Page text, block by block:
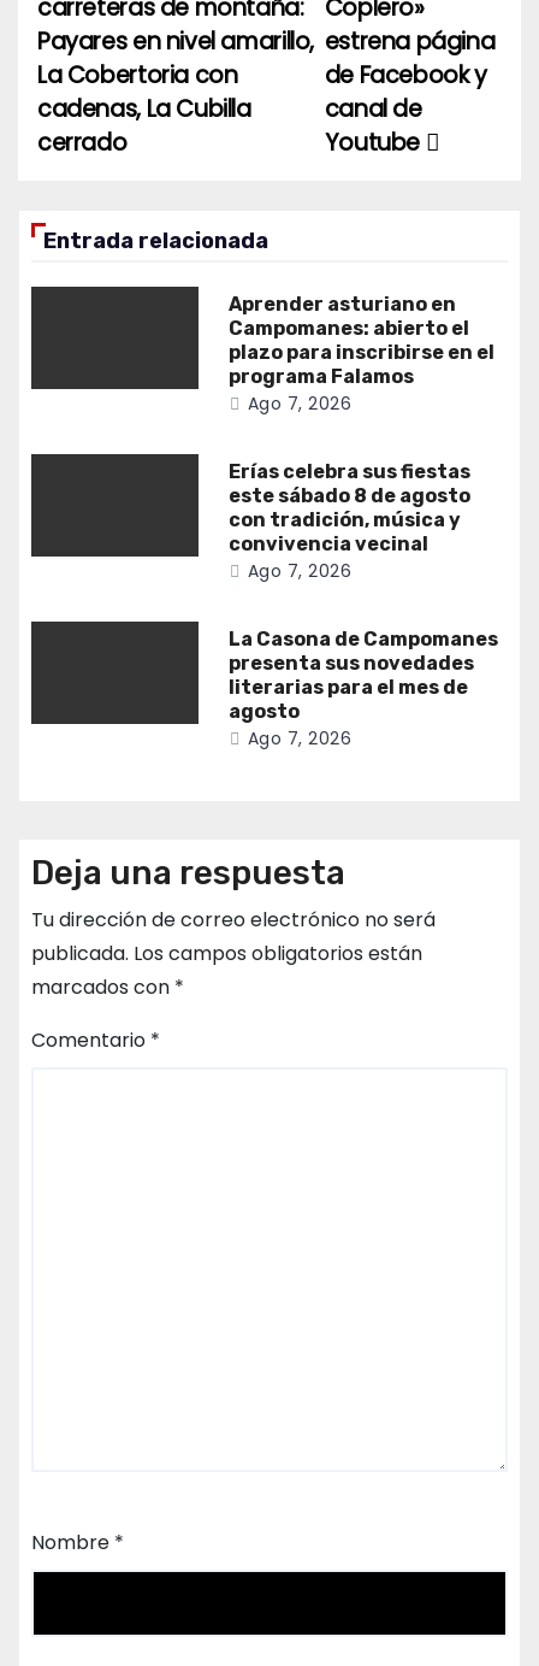
entradas
Coplero»
estrena página
de Facebook y
canal de
Youtube
carreteras de montaña:
Payares en nivel amarillo,
La Cobertoria con
cadenas, La Cubilla
cerrado
Entrada relacionada
Aprender asturiano en
Campomanes: abierto el
plazo para inscribirse en el
programa Falamos
Ago 7, 2026
Erías celebra sus fiestas
este sábado 8 de agosto
con tradición, música y
convivencia vecinal
Ago 7, 2026
La Casona de Campomanes
presenta sus novedades
literarias para el mes de
agosto
Ago 7, 2026
Deja una respuesta
Tu dirección de correo electrónico no será
publicada. Los campos obligatorios están
marcados con *
Comentario *
Nombre *